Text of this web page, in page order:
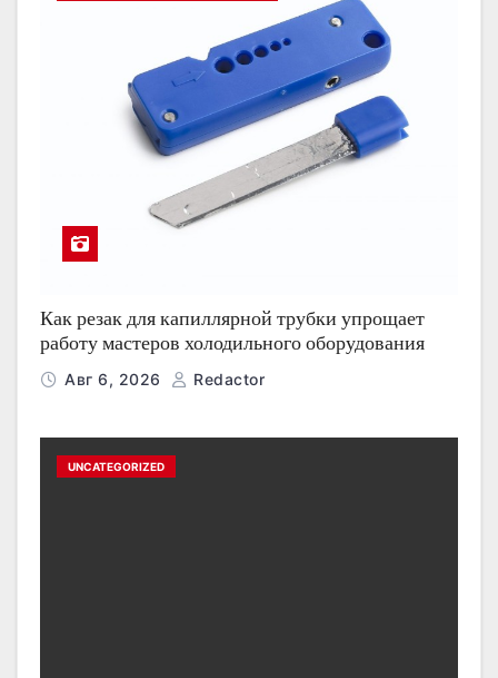
Как резак для капиллярной трубки упрощает
работу мастеров холодильного оборудования
Авг 6, 2026 Redactor
UNCATEGORIZED